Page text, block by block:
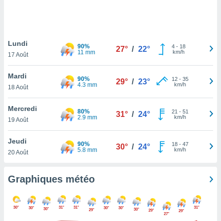
pas
de
à
cas,
que
sur le
que
ne
Lundi
17 Août
90%
11 mm
27° / 22° 4- 18
km/h
Mardi
18 Août
90%
4.3 mm
29° / 23° 12- 35
km/h
Mercredi
19 Août
80%
2.9 mm
31° / 24° 21 - 51
km/h
Jeudi
20 Août
90%
5.8 mm
30° / 24° 18- 47
km/h
Graphiques météo
30° 30° 30° 31° 31°
29° 30° 30° 30° 29°
27°
29°
31°